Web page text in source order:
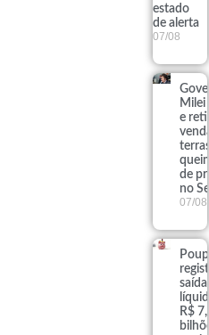
estado
de alerta
07/08
Milei
e
terras
de
no
07/08
saída
R$